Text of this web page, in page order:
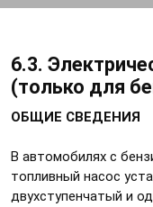
6.3.
(только для
ОБЩИЕ СВЕДЕНИЯ
В автомобилях с
топливный насос
двухступенчатый и